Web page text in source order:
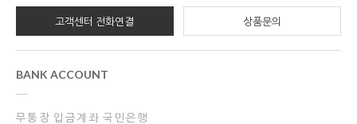
고객센터 전화연결 상품문의
BANK ACCOUNT
무통장 입금계좌 국민은행